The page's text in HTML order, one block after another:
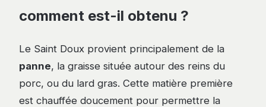
comment est-il obtenu ?
Le Saint Doux provient principalement de la
panne, la graisse située autour des reins du
porc, ou du lard gras. Cette matière première
est chauffée doucement pour permettre la